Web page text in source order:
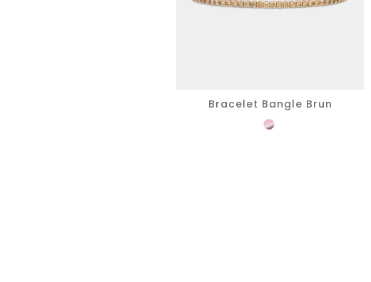
Bracelet Bangle Brun